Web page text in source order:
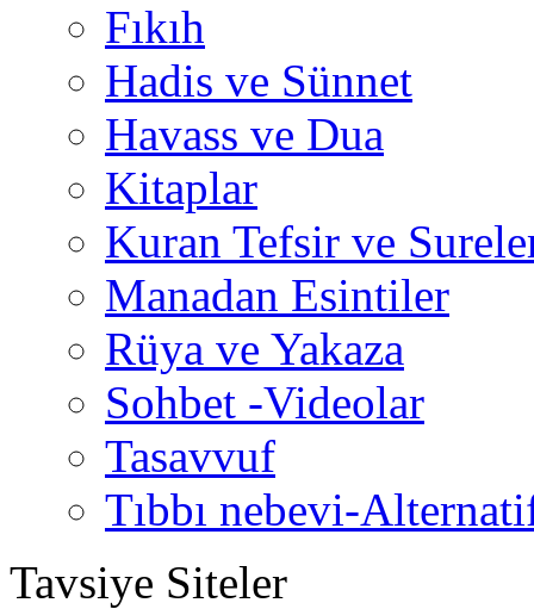
Fıkıh
Hadis ve Sünnet
Havass ve Dua
Kitaplar
Kuran Tefsir ve
Manadan Esintiler
Rüya ve Yakaza
Sohbet -Videolar
Tasavvuf
Tıbbı nebevi-
Tavsiye Siteler